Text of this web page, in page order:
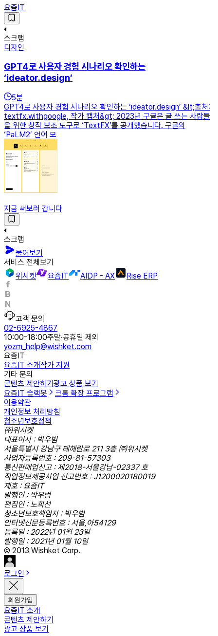
요즘IT
스크랩
디자인
GPT4로 사용자 경험 시나리오 확인하는
‘ideator.design’
5분
GPT4로 사용자 경험 시나리오 확인하는 ‘ideator.design’ &lt;출처:
textfx.withgoogle, 작가 캡처&gt; 2023년 구글은 글 쓰는 사람들
을 위한 창작 보조 도구로 ‘TextFX’를 공개했습니다. 구글의
‘PaLM2’ 언어 모
지금 써보러 갑니다
스크랩
물어보기
서비스 전체보기
위시켓
요즘IT AIDP - AX Rise ERP
고객 문의
02-6925-4867
10:00-18:00주말·공휴일 제외
yozm_help@wishket.com
요즘IT
요즘IT 소개작가 지원
기타 문의
콘텐츠 제안하기 광고 상품 보기
요즘IT 슬랙봇
크롬 확장 프로그램
이용약관
개인정보 처리방침
청소년보호정책
㈜위시켓
대표이사 : 박우범
서울특별시 강남구 테헤란로 211 3층 ㈜위시켓
사업자등록번호 : 209-81-57303
통신판매업신고 : 제2018-서울강남-02337 호
직업정보제공사업 신고번호 : J1200020180019
제호 : 요즘IT
발행인 : 박우범
편집인 : 노희선
청소년보호책임자 : 박우범
인터넷신문등록번호 : 서울,아54129
등록일 : 2022년 01월 23일
발행일 : 2021년 01월 10일
© 2013 Wishket Corp.
로그인
회원가입
요즘IT 소개
콘텐츠 제안하기
광고 상품 보기